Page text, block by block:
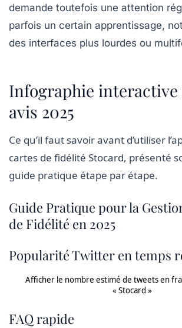
demande toutefois une attention
parfois un certain apprentissage,
des interfaces plus lourdes ou
Infographie interactive
avis 2025
Ce qu’il faut savoir avant d’utiliser
cartes de fidélité Stocard, présenté
guide pratique étape par étape.
Guide Pratique pour la
de Fidélité en 2025
Popularité Twitter en temps
Afficher le nombre estimé de tweets en
« Stocard »
FAQ rapide